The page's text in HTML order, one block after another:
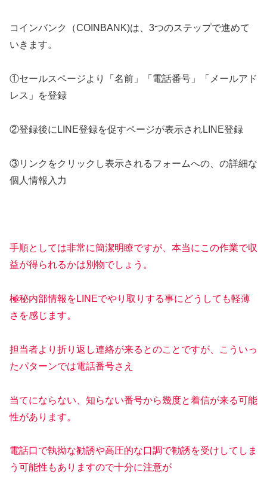
コインバンク（COINBANK)は、3つのステップで進めて
いきます。
①セールスページより「名前」「電話番号」「メールアド
レス」を登録
②登録後にLINE登録を促すページが表示されLINE登録
③リンクをクリックし表示されるフォームへの、の詳細な
個人情報入力
手順としては非常に簡潔明瞭ですが、本当にこの作業で収
益が得られるかは別物でしょう。
極秘内部情報をLINEでやり取りする事にどうしても軽薄
さを感じます。
担当者より折り返し連絡が来るとのことですが、こういっ
たパターンでは電話番号さえ
当てにならない、知らない番号から幾度と着信が来る可能
性があります。
電話口で執拗な勧誘や高圧的な口調で勧誘を受けしてしま
う可能性もありますので十分に注意が